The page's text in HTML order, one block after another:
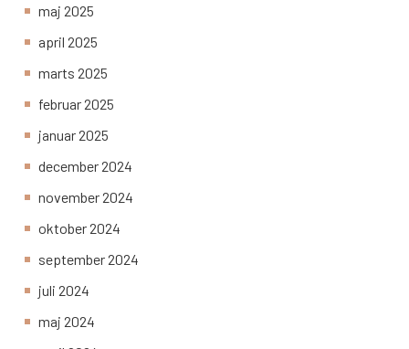
maj 2025
april 2025
marts 2025
februar 2025
januar 2025
december 2024
november 2024
oktober 2024
september 2024
juli 2024
maj 2024